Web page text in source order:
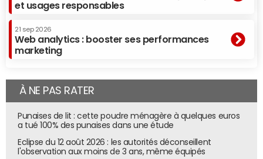
et usages responsables
21 sep 2026
Web analytics : booster ses performances
marketing
À NE PAS RATER
Punaises de lit : cette poudre ménagère à quelques euros
a tué 100% des punaises dans une étude
Eclipse du 12 août 2026 : les autorités déconseillent
l'observation aux moins de 3 ans, même équipés